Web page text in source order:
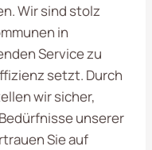
Wir sind stolz
in
Service zu
setzt. Durch
wir sicher,
unserer
Sie auf